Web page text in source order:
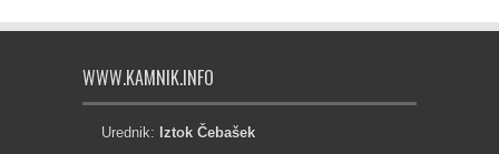
WWW.KAMNIK.INFO
Urednik: Iztok Čebašek